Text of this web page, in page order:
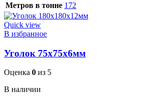
Метров в тонне 172
Quick view
В избранное
Уголок 75х75х6мм
Оценка 0 из 5
В наличии